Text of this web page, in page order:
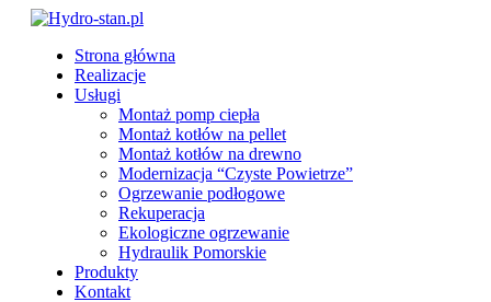
Strona główna
Realizacje
Usługi
Montaż pomp ciepła
Montaż kotłów na pellet
Montaż kotłów na drewno
Modernizacja “Czyste Powietrze”
Ogrzewanie podłogowe
Rekuperacja
Ekologiczne ogrzewanie
Hydraulik Pomorskie
Produkty
Kontakt